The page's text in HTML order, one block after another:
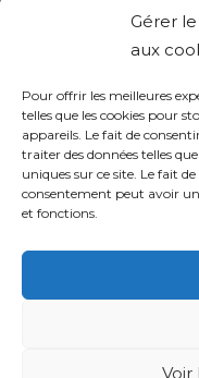
Gérer
aux
Pour offrir les meilleures
telles que les cookies pour
appareils. Le fait de
traiter des données telles
uniques sur ce site. Le fait
consentement peut avoir
et fonctions.
Voir
Politique de